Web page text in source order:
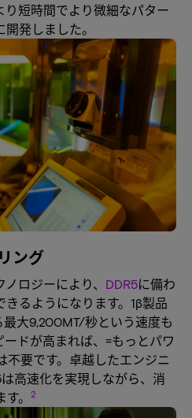
り短時間でより微細なパター
発しました。
ング
ロジーにより、 DDR5に備わ
るようになります。1β製品
最大9,200MT/秒という速度も
ドが高まれば、=もっとパワ
不要です。卓越したエンジニ
高速化を実現しながら、消
。
2